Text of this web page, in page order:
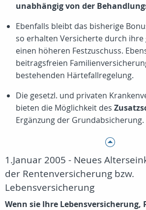
unabhängig von der
Ebenfalls bleibt das bisherige
so erhalten Versicherte durch
einen höheren Festzuschuss.
beitragsfreien
bestehenden Härtefallregelung.
Die gesetzl. und privaten
bieten die Möglichkeit des
Ergänzung der Grundabsicherung.
1.Januar 2005 - Neues
der Rentenversicherung bzw.
Lebensversicherung
Wenn sie Ihre Lebensversicherung,